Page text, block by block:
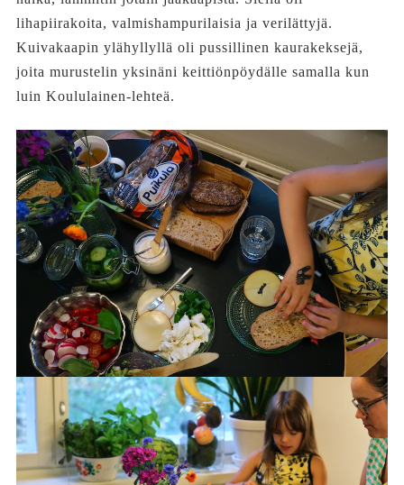
lihapiirakoita, valmishampurilaisia ja verilättyjä.
Kuivakaapin ylähyllyllä oli pussillinen kaurakeksejä,
joita murustelin yksinäni keittiönpöydälle samalla kun
luin Koululainen-lehteä.